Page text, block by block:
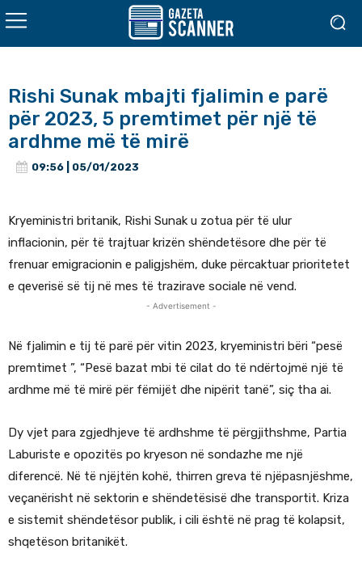
Rishi Sunak mbajti fjalimin e parë
për 2023, 5 premtimet për një të
ardhme më të mirë
09:56 | 05/01/2023
Kryeministri britanik, Rishi Sunak u zotua për të ulur
inflacionin, për të trajtuar krizën shëndetësore dhe për të
frenuar emigracionin e paligjshëm, duke përcaktuar prioritetet
e qeverisë së tij në mes të trazirave sociale në vend.
- Advertisement -
Në fjalimin e tij të parë për vitin 2023, kryeministri bëri “pesë
premtimet ”, “Pesë bazat mbi të cilat do të ndërtojmë një të
ardhme më të mirë për fëmijët dhe nipërit tanë”, siç tha ai.
Dy vjet para zgjedhjeve të ardhshme të përgjithshme, Partia
Laburiste e opozitës po kryeson në sondazhe me një
diferencë. Në të njëjtën kohë, thirren greva të njëpasnjëshme,
veçanërisht në sektorin e shëndetësisë dhe transportit. Kriza
e sistemit shëndetësor publik, i cili është në prag të kolapsit,
shqetëson britanikët.